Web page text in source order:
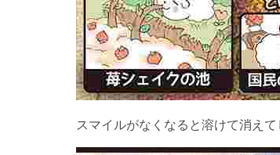
スマイルがなくなると溶けて消え